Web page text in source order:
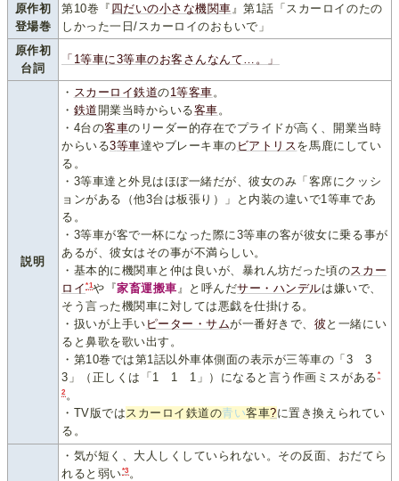
原作初
登場巻
第10巻『 四だいの小さな機関車 』第1話「スカーロイのたの
しかった一日/スカーロイのおもいで」
原作初
台詞
「1等車に3等車のお客さんなんて…。」
説明
・ スカーロイ鉄道の1等客車 。
・ 鉄道開業当時からいる客車 。
・4台の客車のリーダー的存在でプライドが高く、開業当時
からいる3等車達やブレーキ車の ビアトリス を馬鹿にしてい
る。
・3等車達と外見はほぼ一緒だが、彼女のみ「客席にクッシ
ョンがある（他3台は板張り）」と内装の違いで1等車であ
る。
・3等車が客で一杯になった際に3等車の客が彼女に乗る事が
あるが、彼女はその事が不満らしい。
・基本的に機関車と仲は良いが、暴れん坊だった頃のスカー
ロイ*1や『家畜運搬車 』と呼んだサー・ハンデルは嫌いで、
そう言った機関車に対しては悪戯を仕掛ける。
・扱いが上手い ピーター・サムが一番好きで、 彼 と一緒にい
ると鼻歌を歌い出す。
・第10巻では第1話以外車体側面の表示が三等車の「3 3
3」（正しくは「1 1 1」）になると言う作画ミスがある *
2。
・TV版ではスカーロイ鉄道の青い客車?に置き換えられてい
る。
・気が短く、大人しくしていられない。その反面、おだてら
れると弱い*3。